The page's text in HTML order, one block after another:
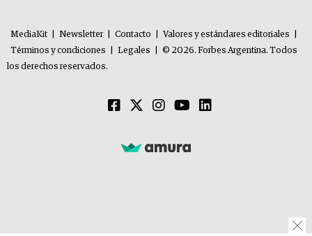
MediaKit Newsletter Contacto Valores y estándares editoriales
Términos y condiciones
Legales
© 2026. Forbes Argentina. Todos
los derechos reservados.